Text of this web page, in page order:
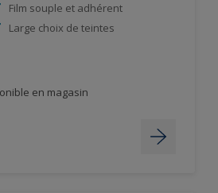
Film souple et adhérent
Large choix de teintes
en magasin